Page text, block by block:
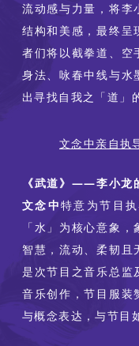
流动感与力量，将李
结构和美感，最终呈
者们将以截拳道、空
身法、咏春中线与水
出寻找自我之「道」
文念中亲自执
《武道》——李小龙
文念中特意为节目
「水」为核心意象
智慧，流动、柔韧且
是次节目之音乐总监
音乐创作，节目服装
与概念表达，与节目